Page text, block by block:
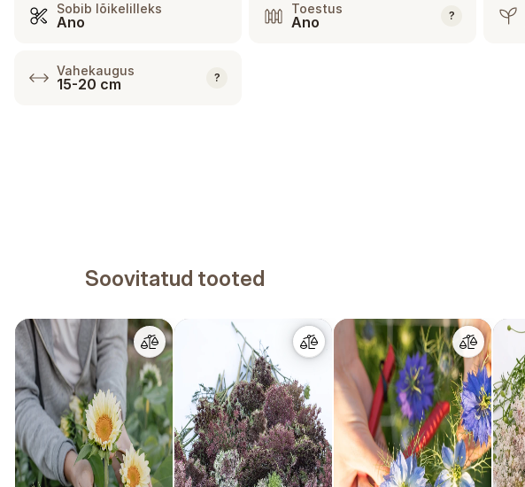
Sobib lõikelilleks
Ano
Toestus
Ano ?
Vahekaugus
15-20 cm ?
Soovitatud tooted